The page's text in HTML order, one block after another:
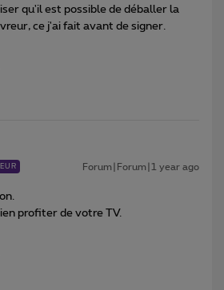
qu'il est possible de déballer la
ce j'ai fait avant de signer.
Forum|Forum|1 year ago
profiter de votre TV.